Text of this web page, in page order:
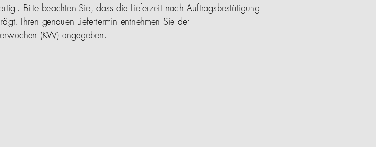
Bitte beachten Sie, dass die Lieferzeit nach Auftragsbestätigung
Ihren genauen Liefertermin entnehmen Sie der
(KW) angegeben.